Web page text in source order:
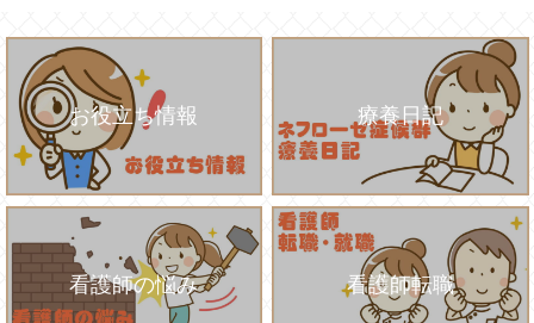
お役立ち情報 療養日記
看護師の悩み 看護師転職